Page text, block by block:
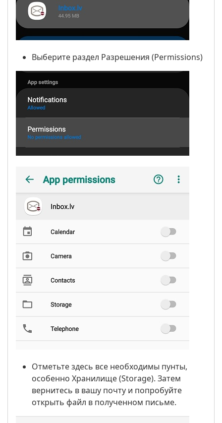
Выберите раздел Разрешения (Permissions)
Отметьте здесь все необходимы пунты,
особенно Хранилище (Storage). Затем
вернитесь в вашу почту и попробуйте
открыть файл в полученном письме.